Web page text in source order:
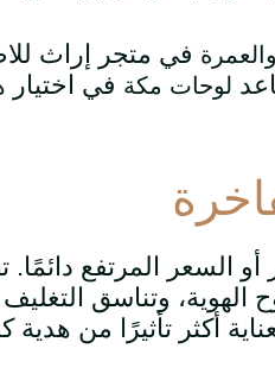
في متجر إراث
لوحات مكة في اختيار
أو السعر المرتفع
الهوية، وتناسق
أكثر تأثيرًا من هدية